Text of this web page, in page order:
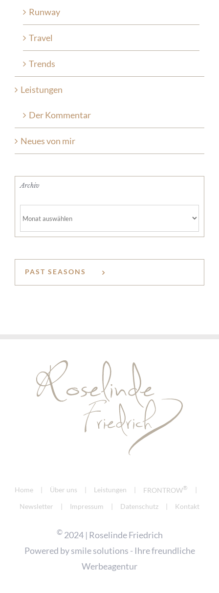
Runway
Travel
Trends
Leistungen
Der Kommentar
Neues von mir
Archiv
PAST SEASONS
Home Über uns Leistungen FRONTROW®
Newsletter Impressum Datenschutz Kontakt
©2024 | Roselinde Friedrich
Powered bysmile solutions - Ihre freundliche
Werbeagentur